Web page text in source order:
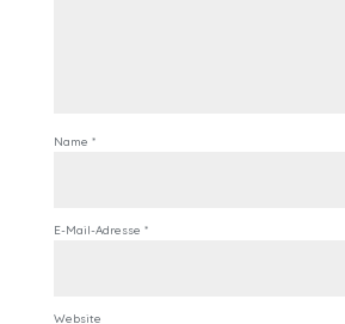
Name *
E-Mail-Adresse *
Website